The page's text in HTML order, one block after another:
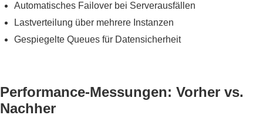
Automatisches Failover bei Serverausfällen
Lastverteilung über mehrere Instanzen
Gespiegelte Queues für Datensicherheit
Performance-Messungen: Vorher vs.
Nachher